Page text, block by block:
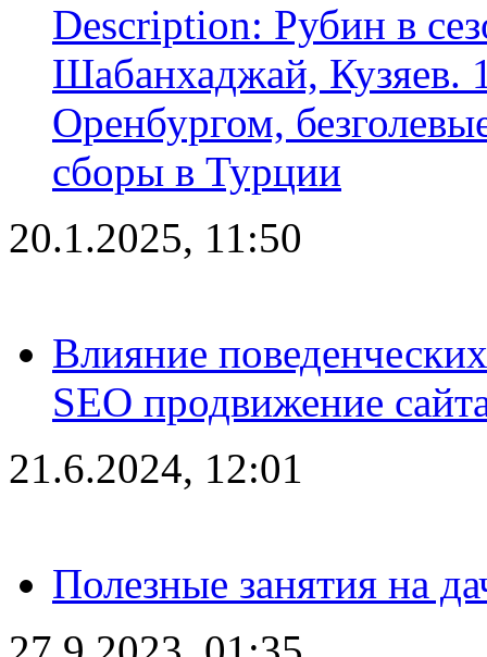
Description: Рубин в
Шабанхаджай, Кузяев.
Оренбургом,
сборы в Турции
20.1.2025, 11:50
Влияние
SEO продвижение
21.6.2024, 12:01
Полезные занятия на